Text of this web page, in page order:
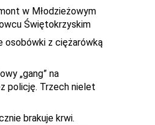
w Młodzieżowym
Świętokrzyskim
osobówki z ciężarówką
„gang” na
policję. Trzech nielet
brakuje krwi.